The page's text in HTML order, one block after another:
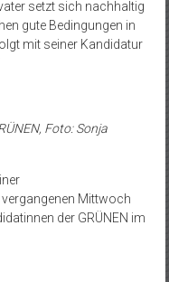
setzt sich nachhaltig
gute Bedingungen in
mit seiner Kandidatur
Foto: Sonja
Mittwoch
der GRÜNEN im